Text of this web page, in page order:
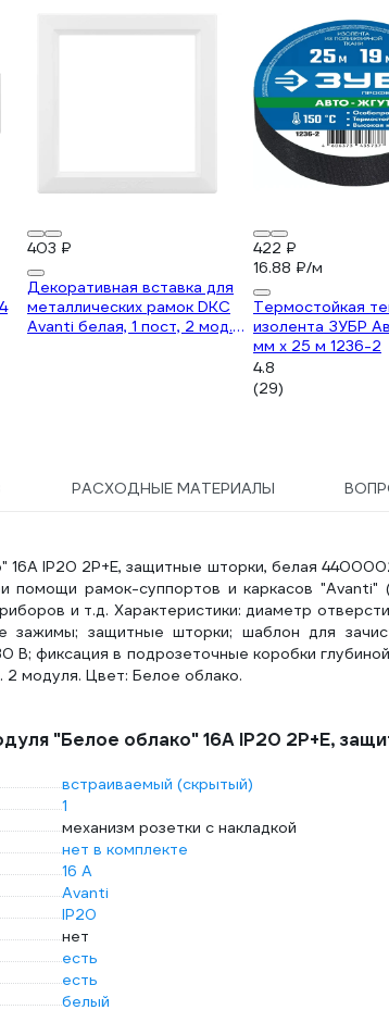
403 ₽
Декоративная вставка для
металлических рамок DKC
Avanti белая, 1 пост, 2 мод.
422 ₽
16.88 ₽/м
Термостойкая
изолента ЗУБР
мм х 25 м 1236-2
4.8
(29)
РАСХОДНЫЕ МАТЕРИАЛЫ
16А IP20 2P+E, защитные шторки, белая
рамок-суппортов и каркасов "Avanti"
и т.д. Характеристики: диаметр
защитные шторки; шаблон для
В; фиксация в подрозеточные коробки
модуля. Цвет: Белое облако.
"Белое облако" 16А IP20 2P+E,
встраиваемый (скрытый)
1
механизм розетки с накладкой
нет в комплекте
16 А
Avanti
IP20
нет
есть
есть
белый